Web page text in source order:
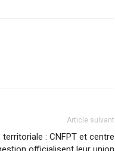
Article suivant
: CNFPT et centre